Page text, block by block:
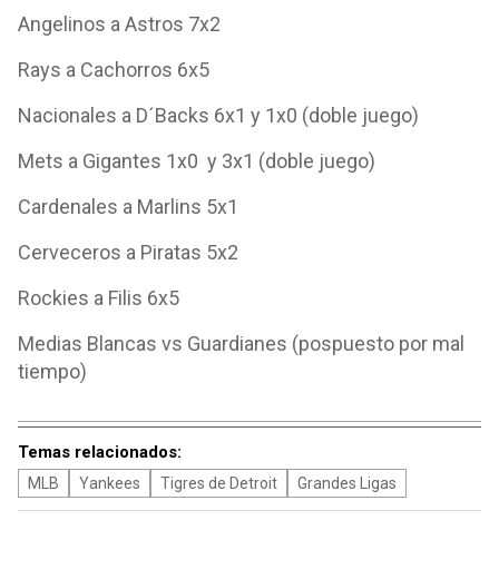
Angelinos a Astros 7x2
Rays a Cachorros 6x5
Nacionales a D´Backs 6x1 y 1x0 (doble juego)
Mets a Gigantes 1x0 y 3x1 (doble juego)
Cardenales a Marlins 5x1
Cerveceros a Piratas 5x2
Rockies a Filis 6x5
Medias Blancas vs Guardianes (pospuesto por mal
tiempo)
Temas relacionados:
MLB Yankees Tigres de Detroit Grandes Ligas